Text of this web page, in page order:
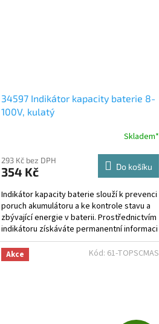
34597 Indikátor kapacity baterie 8-
100V, kulatý
Skladem*
293 Kč bez DPH
354 Kč Do košíku
Indikátor kapacity baterie slouží k prevenci
poruch akumulátoru a ke kontrole stavu a
zbývající energie v baterii. Prostřednictvím
indikátoru získáváte permanentní informaci
o...
Akce Kód: 61-TOPSCMAS